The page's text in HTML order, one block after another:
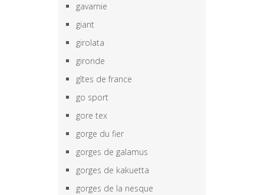
gavarnie
giant
girolata
gironde
gîtes de france
go sport
gore tex
gorge du fier
gorges de galamus
gorges de kakuetta
gorges de la nesque